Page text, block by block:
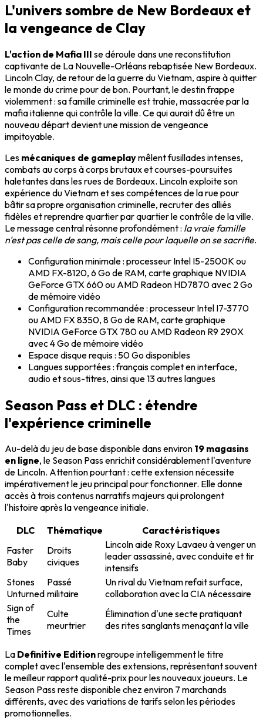
L'univers sombre de New Bordeaux et
la vengeance de Clay
L'action de Mafia III se déroule dans une reconstitution
captivante de La Nouvelle-Orléans rebaptisée New Bordeaux.
Lincoln Clay, de retour de la guerre du Vietnam, aspire à quitter
le monde du crime pour de bon. Pourtant, le destin frappe
violemment : sa famille criminelle est trahie, massacrée par la
mafia italienne qui contrôle la ville. Ce qui aurait dû être un
nouveau départ devient une mission de vengeance
impitoyable.
Les mécaniques de gameplaymêlent fusillades intenses,
combats au corps à corps brutaux et courses-poursuites
haletantes dans les rues de Bordeaux. Lincoln exploite son
expérience du Vietnam et ses compétences de la rue pour
bâtir sa propre organisation criminelle, recruter des alliés
fidèles et reprendre quartier par quartier le contrôle de la ville.
Le message central résonne profondément : la vraie famille
n'est pas celle de sang, mais celle pour laquelle on se sacrifie.
Configuration minimale : processeur Intel I5-2500K ou
AMD FX-8120, 6 Go de RAM, carte graphique NVIDIA
GeForce GTX 660 ou AMD Radeon HD7870 avec 2 Go
de mémoire vidéo
Configuration recommandée : processeur Intel I7-3770
ou AMD FX 8350, 8 Go de RAM, carte graphique
NVIDIA GeForce GTX 780 ou AMD Radeon R9 290X
avec 4 Go de mémoire vidéo
Espace disque requis : 50 Go disponibles
Langues supportées : français complet en interface,
audio et sous-titres, ainsi que 13 autres langues
Season Pass et DLC : étendre
l'expérience criminelle
Au-delà du jeu de base disponible dans environ 19 magasins
en ligne, le Season Pass enrichit considérablement l'aventure
de Lincoln. Attention pourtant : cette extension nécessite
impérativement le jeu principal pour fonctionner. Elle donne
accès à trois contenus narratifs majeurs qui prolongent
l'histoire après la vengeance initiale.
DLC
Thématique
Caractéristiques
Faster
Baby
Droits
civiques
Lincoln aide Roxy Lavaeu à venger un
leader assassiné, avec conduite et tir
intensifs
Stones
Unturned
Passé
militaire
Un rival du Vietnam refait surface,
collaboration avec la CIA nécessaire
Sign of
the
Times
Culte
meurtrier
Élimination d'une secte pratiquant
des rites sanglants menaçant la ville
La Definitive Editionregroupe intelligemment le titre
complet avec l'ensemble des extensions, représentant souvent
le meilleur rapport qualité-prix pour les nouveaux joueurs. Le
Season Pass reste disponible chez environ 7 marchands
différents, avec des variations de tarifs selon les périodes
promotionnelles.